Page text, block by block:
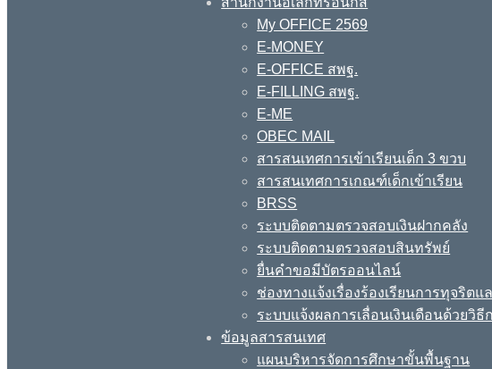
My OFFICE 2569
E-MONEY
E-OFFICE สพฐ.
E-FILLING สพฐ.
E-ME
OBEC MAIL
สารสนเทศการเข้าเรียนเด็ก 3 ขวบ
สารสนเทศการเกณฑ์เด็กเข้าเรียน
BRSS
ระบบติดตามตรวจสอบเงินฝากคลัง
ระบบติดตามตรวจสอบสินทรัพย์
ยื่นคำขอมีบัตรออนไลน์
ช่องทางแจ้งเรื่องร้องเรียนการทุจริต
ระบบแจ้งผลการเลื่อนเงินเดือนด้วยวิ
ข้อมูลสารสนเทศ
แผนบริหารจัดการศึกษาขั้นพื้นฐาน